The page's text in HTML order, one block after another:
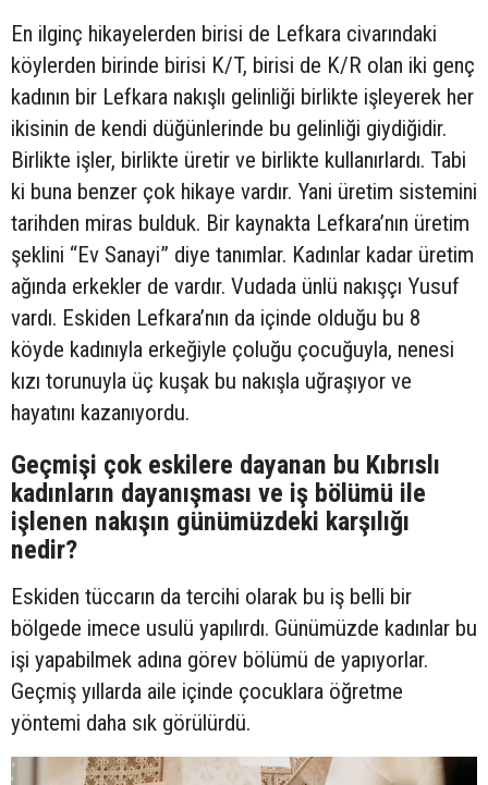
En ilginç hikayelerden birisi de Lefkara civarındaki
köylerden birinde birisi K/T, birisi de K/R olan iki genç
kadının bir Lefkara nakışlı gelinliği birlikte işleyerek her
ikisinin de kendi düğünlerinde bu gelinliği giydiğidir.
Birlikte işler, birlikte üretir ve birlikte kullanırlardı. Tabi
ki buna benzer çok hikaye vardır. Yani üretim sistemini
tarihden miras bulduk. Bir kaynakta Lefkara’nın üretim
şeklini “Ev Sanayi” diye tanımlar. Kadınlar kadar üretim
ağında erkekler de vardır. Vudada ünlü nakışçı Yusuf
vardı. Eskiden Lefkara’nın da içinde olduğu bu 8
köyde kadınıyla erkeğiyle çoluğu çocuğuyla, nenesi
kızı torunuyla üç kuşak bu nakışla uğraşıyor ve
hayatını kazanıyordu.
Geçmişi çok eskilere dayanan bu Kıbrıslı
kadınların dayanışması ve iş bölümü ile
işlenen nakışın günümüzdeki karşılığı
nedir?
Eskiden tüccarın da tercihi olarak bu iş belli bir
bölgede imece usulü yapılırdı. Günümüzde kadınlar bu
işi yapabilmek adına görev bölümü de yapıyorlar.
Geçmiş yıllarda aile içinde çocuklara öğretme
yöntemi daha sık görülürdü.